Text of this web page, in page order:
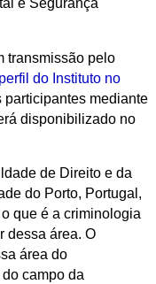
transmissão pelo
perfil do Instituto no
participantes mediante
disponibilizado no
de Direito e da
do Porto, Portugal,
que é a criminologia
dessa área. O
área do
campo da